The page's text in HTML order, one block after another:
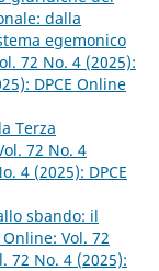
dalla
egemonico
72 No. 4 (2025):
DPCE Online
Terza
72 No. 4
4 (2025): DPCE
sbando: il
Online: Vol. 72
72 No. 4 (2025):